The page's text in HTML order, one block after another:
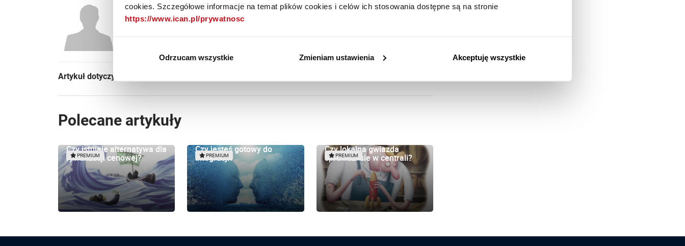
cookies. Szczegółowe informacje na temat plików cookies i celów ich stosowania dostępne są na stronie
https://www.ican.pl/prywatnosc
Odrzucam wszystkie Zmieniam ustawienia Akceptuję wszystkie
Sergiusz Sawin
Artykuł dotyczył kategorii:
Polecane artykuły
Czy istnieje alternatywa dla
rywalizacji cenowej?
PREMIUM
Czy jesteś gotowy do
integracji?
PREMIUM
Czy lokalna gwiazda
sprawdzi sie w centrali?
PREMIUM